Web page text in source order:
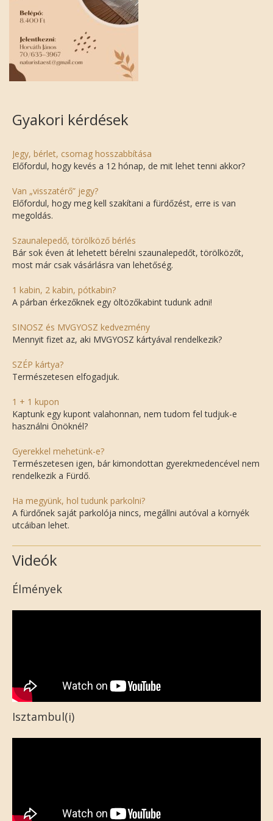
Gyakori kérdések
Jegy, bérlet, csomag hosszabbítása
Előfordul, hogy kevés a 12 hónap, de mit lehet tenni akkor?
Van „visszatérő” jegy?
Előfordul, hogy meg kell szakítani a fürdőzést, erre is van
megoldás.
Szaunalepedő, törölköző bérlés
Bár sok éven át lehetett bérelni szaunalepedőt, törölközőt,
most már csak vásárlásra van lehetőség.
1 kabin, 2 kabin, pótkabin?
A párban érkezőknek egy öltözőkabint tudunk adni!
SINOSZ és MVGYOSZ kedvezmény
Mennyit fizet az, aki MVGYOSZ kártyával rendelkezik?
SZÉP kártya?
Természetesen elfogadjuk.
1 + 1 kupon
Kaptunk egy kupont valahonnan, nem tudom fel tudjuk-e
használni Önöknél?
Gyerekkel mehetünk-e?
Természetesen igen, bár kimondottan gyerekmedencével nem
rendelkezik a Fürdő.
Ha megyünk, hol tudunk parkolni?
A fürdőnek saját parkolója nincs, megállni autóval a környék
utcáiban lehet.
Videók
Élmények
Isztambul(i)